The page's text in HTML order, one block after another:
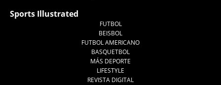
Sports Illustrated
FUTBOL
BEISBOL
FUTBOL AMERICANO
BASQUETBOL
MÁS DEPORTE
LIFESTYLE
REVISTA DIGITAL